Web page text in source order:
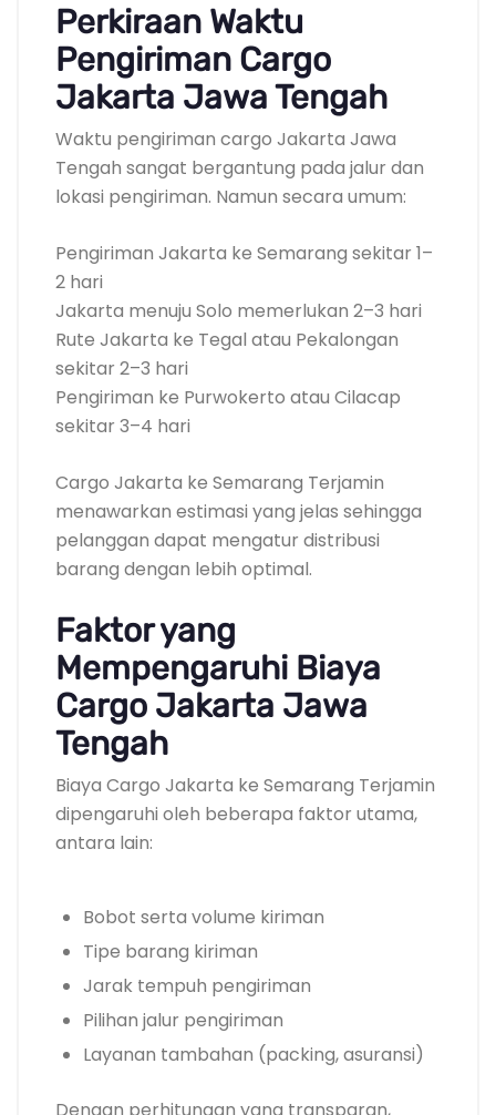
Perkiraan Waktu
Pengiriman Cargo
Jakarta Jawa Tengah
Waktu pengiriman cargo Jakarta Jawa
Tengah sangat bergantung pada jalur dan
lokasi pengiriman. Namun secara umum:
Pengiriman Jakarta ke Semarang sekitar 1–
2 hari
Jakarta menuju Solo memerlukan 2–3 hari
Rute Jakarta ke Tegal atau Pekalongan
sekitar 2–3 hari
Pengiriman ke Purwokerto atau Cilacap
sekitar 3–4 hari
Cargo Jakarta ke Semarang Terjamin
menawarkan estimasi yang jelas sehingga
pelanggan dapat mengatur distribusi
barang dengan lebih optimal.
Faktor yang
Mempengaruhi Biaya
Cargo Jakarta Jawa
Tengah
Biaya Cargo Jakarta ke Semarang Terjamin
dipengaruhi oleh beberapa faktor utama,
antara lain:
Bobot serta volume kiriman
Tipe barang kiriman
Jarak tempuh pengiriman
Pilihan jalur pengiriman
Layanan tambahan (packing, asuransi)
Dengan perhitungan yang transparan,